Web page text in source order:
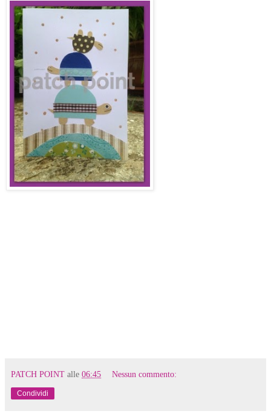
PATCH POINT alle 06:45 Nessun commento:
Condividi